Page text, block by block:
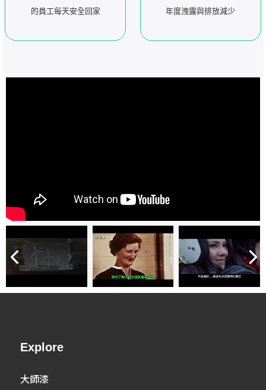
的員工每天安全回家
年度洩露與排放減少
Explore
大師漆